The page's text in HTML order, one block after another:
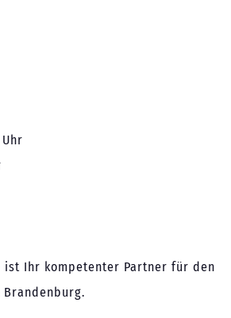
ist Ihr kompetenter Partner für den